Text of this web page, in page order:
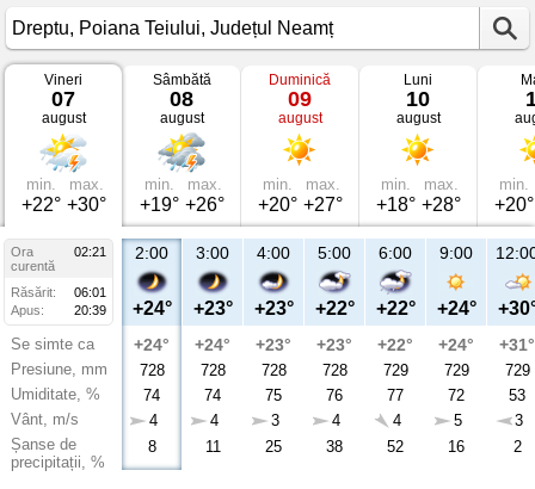
Vremea
Dreptu
Poiana
Teiului,
Județul
Neamț
Vineri
07
august
min.
+22°
max.
+30°
Sâmbătă
08
august
min.
+19°
max.
+26°
Duminică
09
august
min.
+20°
max.
+27°
Luni
10
august
min.
+18°
max.
+28°
min.
+20°
Ora
02:21
curentă
Răsărit:
06:01
Apus:
20:39
Se simte ca
Presiune, mm
Umiditate, %
Vânt, m/s
Șanse de
precipitații, %
2:00
+24°
+24°
728
74
4
8
3:00
+23°
+24°
728
74
4
11
4:00
+23°
+23°
728
75
3
25
5:00
+22°
+23°
728
76
4
38
6:00
+22°
+22°
729
77
4
52
9:00
+24°
+24°
729
72
5
16
+31°
729
53
3
2